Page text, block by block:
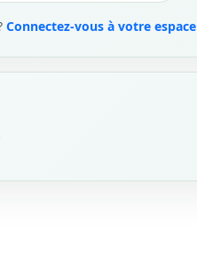
Connectez-vous à votre espace